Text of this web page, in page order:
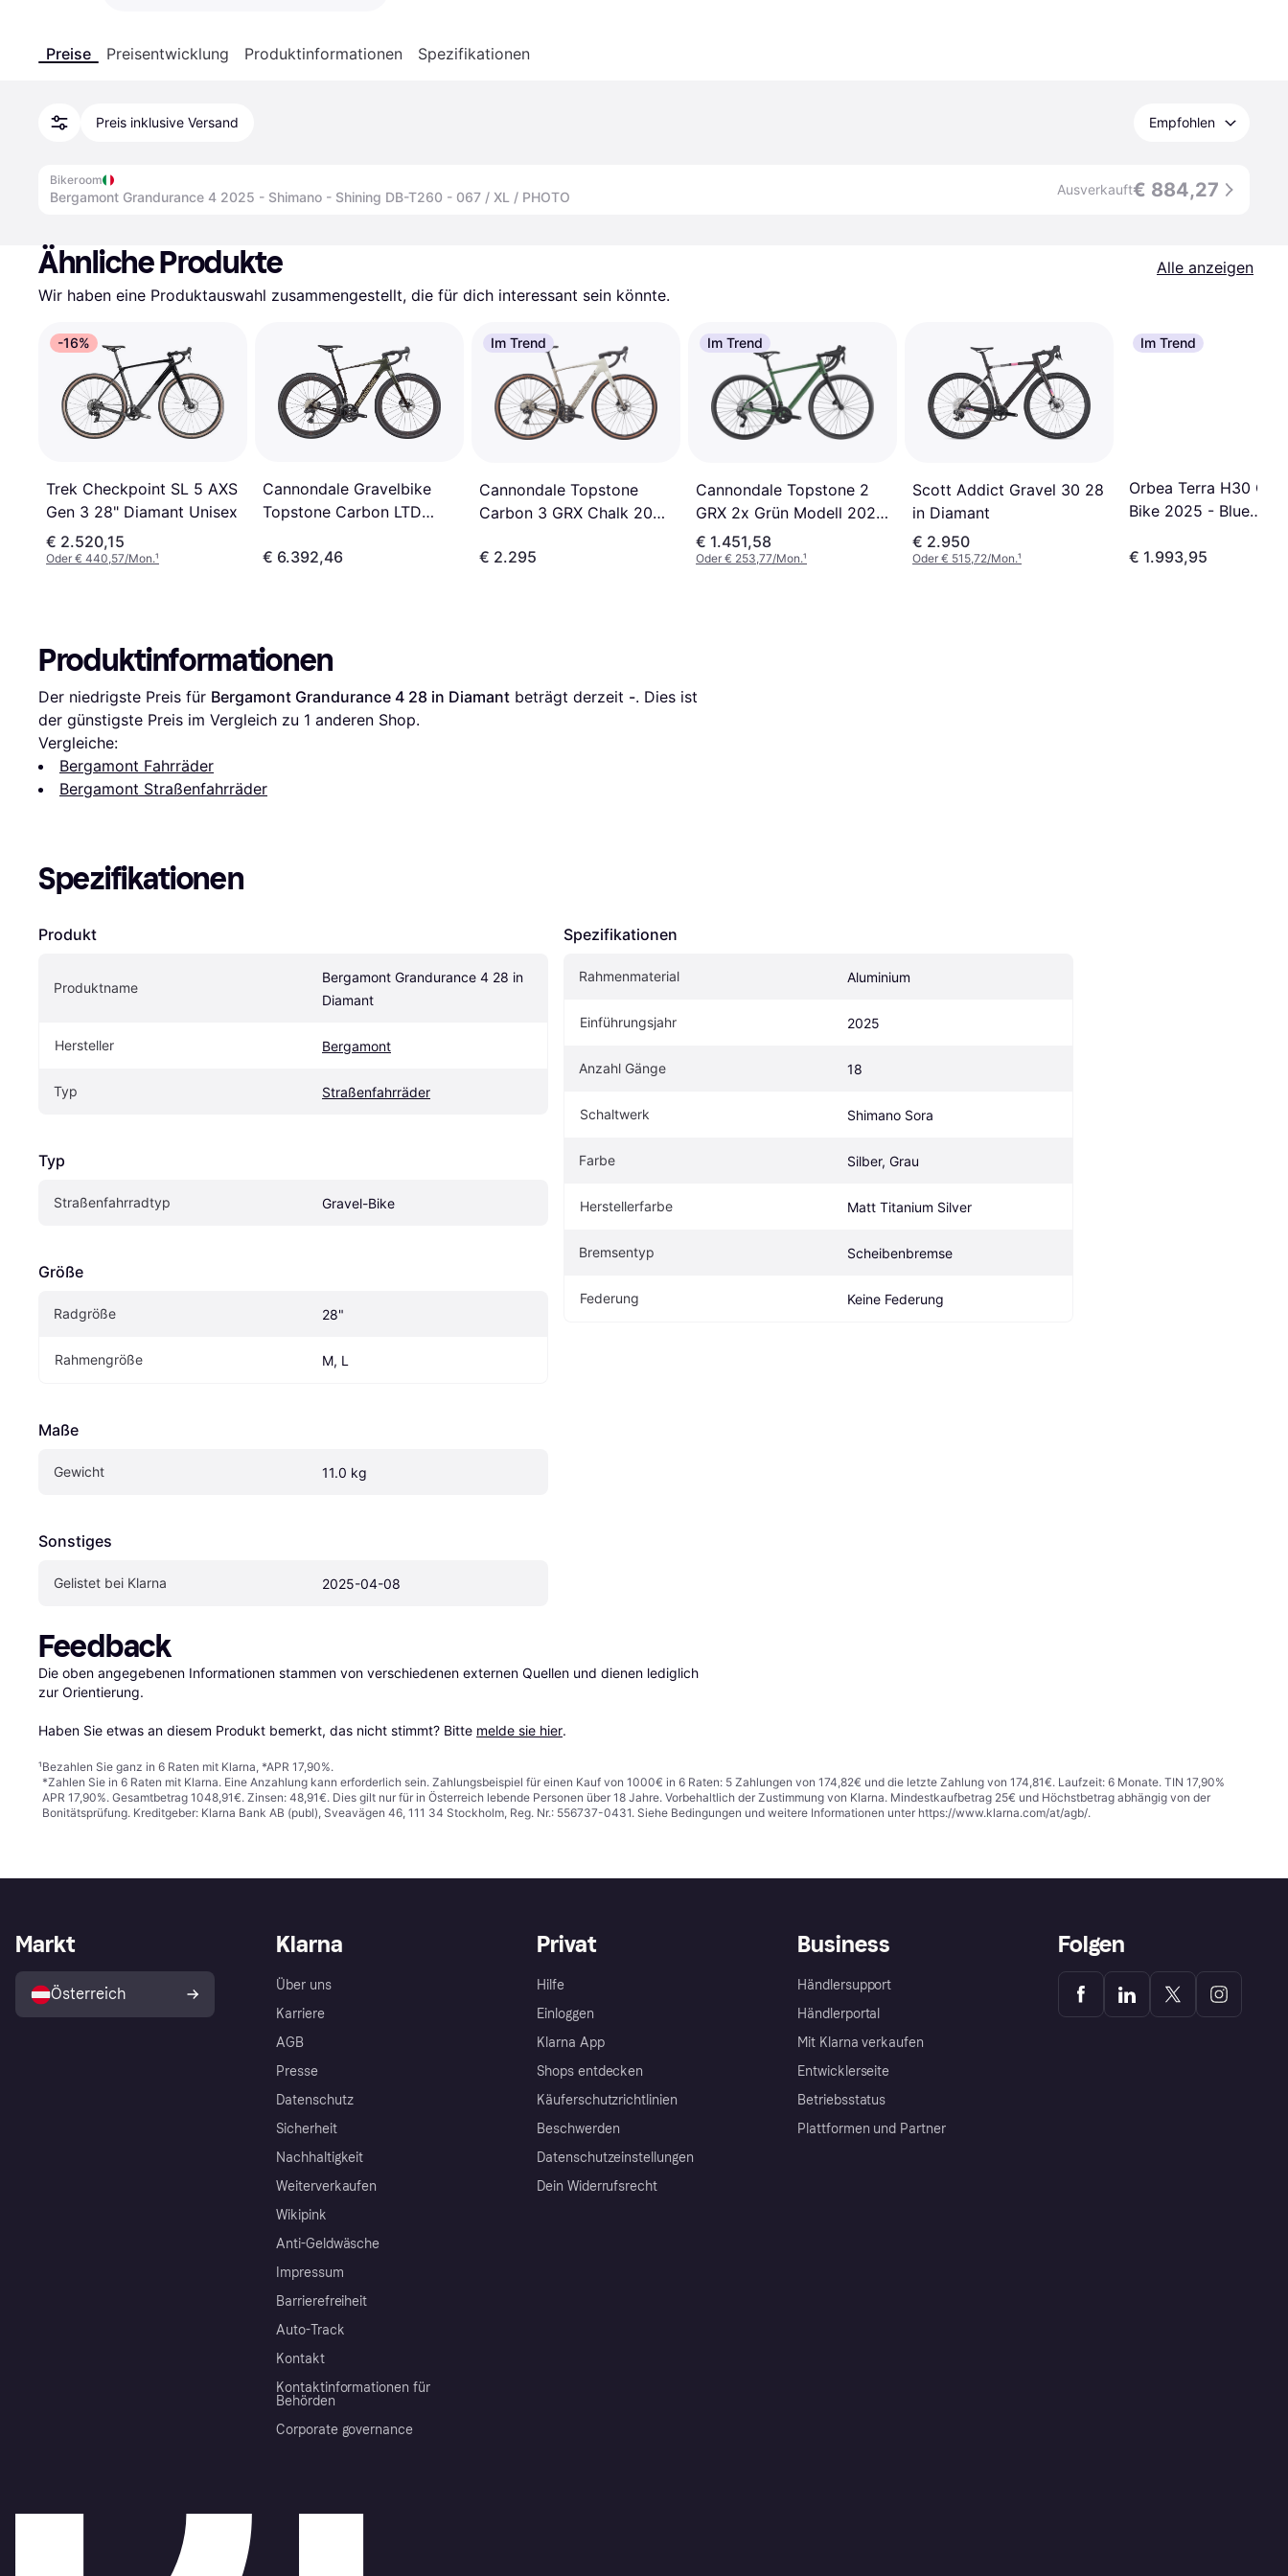
Preise Preisentwicklung Produktinformationen Spezifikationen
Preis inklusive Versand Empfohlen
Bikeroom
Bergamont Grandurance 4 2025 - Shimano - Shining DB-T260 - 067 / XL / PHOTO Ausverkauft€ 884,27
Ähnliche Produkte
Alle anzeigen
Wir haben eine Produktauswahl zusammengestellt, die für dich interessant sein könnte.
-16%
Trek Checkpoint SL 5 AXS
Gen 3 28" Diamant Unisex
€ 2.520,15
Oder € 440,57/Mon.¹
Cannondale Gravelbike
Topstone Carbon LTD
€ 6.392,46
Im Trend
Cannondale Topstone
Carbon 3 GRX Chalk 2025
€ 2.295
Im Trend
Cannondale Topstone 2
GRX 2x Grün Modell 2025
Unisex
€ 1.451,58
Oder € 253,77/Mon.¹
Scott Addict Gravel 30 28
in Diamant
€ 2.950
Oder € 515,72/Mon.¹
Im Trend
Orbea Terra H30
Bike 2025 - Blue
€ 1.993,95
Produktinformationen
Der niedrigste Preis für Bergamont Grandurance 4 28 in Diamant beträgt derzeit -. Dies ist
der günstigste Preis im Vergleich zu 1 anderen Shop.
Vergleiche:
Bergamont Fahrräder
Bergamont Straßenfahrräder
Spezifikationen
Produkt
Produktname
Bergamont Grandurance 4 28 in
Diamant
Hersteller Bergamont
Typ Straßenfahrräder
Typ
Straßenfahrradtyp Gravel-Bike
Größe
Radgröße 28"
Rahmengröße M, L
Maße
Gewicht 11.0 kg
Sonstiges
Gelistet bei Klarna 2025-04-08
Spezifikationen
Rahmenmaterial Aluminium
Einführungsjahr 2025
Anzahl Gänge 18
Schaltwerk Shimano Sora
Farbe Silber, Grau
Herstellerfarbe Matt Titanium Silver
Bremsentyp Scheibenbremse
Federung Keine Federung
Feedback
Die oben angegebenen Informationen stammen von verschiedenen externen Quellen und dienen lediglich
zur Orientierung.
Haben Sie etwas an diesem Produkt bemerkt, das nicht stimmt? Bitte melde sie hier.
¹Bezahlen Sie ganz in 6 Raten mit Klarna, *APR 17,90%.
*Zahlen Sie in 6 Raten mit Klarna. Eine Anzahlung kann erforderlich sein. Zahlungsbeispiel für einen Kauf von 1000€ in 6 Raten: 5 Zahlungen von 174,82€ und die letzte Zahlung von 174,81€. Laufzeit: 6 Monate. TIN 17,90%
APR 17,90%. Gesamtbetrag 1048,91€. Zinsen: 48,91€. Dies gilt nur für in Österreich lebende Personen über 18 Jahre. Vorbehaltlich der Zustimmung von Klarna. Mindestkaufbetrag 25€ und Höchstbetrag abhängig von der
Bonitätsprüfung. Kreditgeber: Klarna Bank AB (publ), Sveavägen 46, 111 34 Stockholm, Reg. Nr.: 556737-0431. Siehe Bedingungen und weitere Informationen unter https://www.klarna.com/at/agb/.
Klarna
Über uns
Karriere
AGB
Presse
Datenschutz
Sicherheit
Nachhaltigkeit
Weiterverkaufen
Wikipink
Anti-Geldwäsche
Impressum
Barrierefreiheit
Auto-Track
Kontakt
Kontaktinformationen für
Behörden
Corporate governance
Privat
Hilfe
Einloggen
Klarna App
Shops entdecken
Käuferschutzrichtlinien
Beschwerden
Datenschutzeinstellungen
Dein Widerrufsrecht
Business
Händlersupport
Händlerportal
Mit Klarna verkaufen
Entwicklerseite
Betriebsstatus
Plattformen und Partner
Markt
Österreich
Folgen